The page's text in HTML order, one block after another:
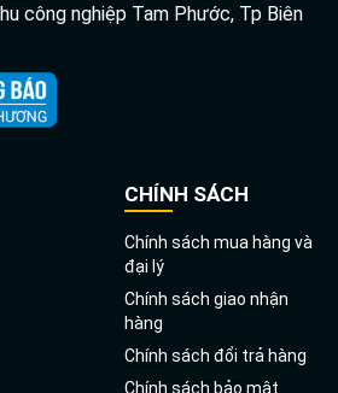
công nghiệp Tam Phước, Tp Biên
CHÍNH SÁCH
Chính sách mua hàng và
đại lý
Chính sách giao nhận
hàng
Chính sách đổi trả hàng
Chính sách bảo mật